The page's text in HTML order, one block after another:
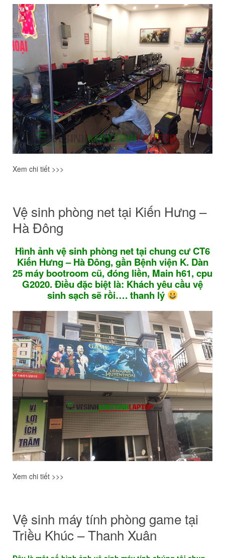
Xem chi tiết >>>
Vệ sinh phòng net tại Kiến Hưng –
Hà Đông
Hình ảnh vệ sinh phòng net tại chung cư CT6
Kiến Hưng – Hà Đông, gần Bệnh viện K. Dàn
25 máy bootroom cũ, đóng liền, Main h61, cpu
G2020. Điều đặc biệt là: Khách yêu cầu vệ
sinh sạch sẽ rồi…. thanh lý
Xem chi tiết >>>
Vệ sinh máy tính phòng game tại
Triều Khúc – Thanh Xuân